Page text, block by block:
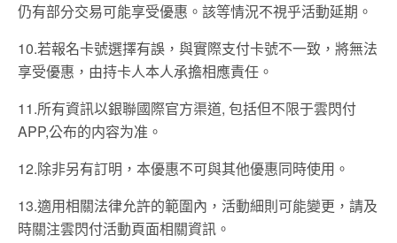
仍有部分交易可能享受優惠。該等情況不視乎活動延期。
10.若報名卡號選擇有誤，與實際支付卡號不一致，將無法
享受優惠，由持卡人本人承擔相應責任。
11.所有資訊以銀聯國際官方渠道, 包括但不限于雲閃付
APP,公布的内容为准。
12.除非另有訂明，本優惠不可與其他優惠同時使用。
13.適用相關法律允許的範圍內，活動細則可能變更，請及
時關注雲閃付活動頁面相關資訊。